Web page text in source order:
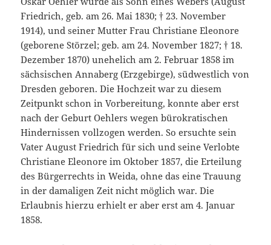
Friedrich, geb. am 26. Mai 1830; † 23. November
1914), und seiner Mutter Frau Christiane Eleonore
(geborene Störzel; geb. am 24. November 1827; † 18.
Dezember 1870) unehelich am 2. Februar 1858 im
sächsischen Annaberg (Erzgebirge), südwestlich von
Dresden geboren. Die Hochzeit war zu diesem
Zeitpunkt schon in Vorbereitung, konnte aber erst
nach der Geburt Oehlers wegen bürokratischen
Hindernissen vollzogen werden. So ersuchte sein
Vater August Friedrich für sich und seine Verlobte
Christiane Eleonore im Oktober 1857, die Erteilung
des Bürgerrechts in Weida, ohne das eine Trauung
in der damaligen Zeit nicht möglich war. Die
Erlaubnis hierzu erhielt er aber erst am 4. Januar
1858.